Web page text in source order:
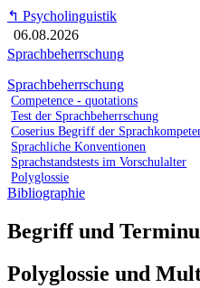
↰ Psycholinguistik
06.08.2026
Sprachbeherrschung
Sprachbeherrschung
Competence - quotations
Test der Sprachbeherrschung
Coserius Begriff der
Sprachliche Konventionen
Sprachstandstests im Vorschulalter
Polyglossie
Bibliographie
Begriff und
Polyglossie und